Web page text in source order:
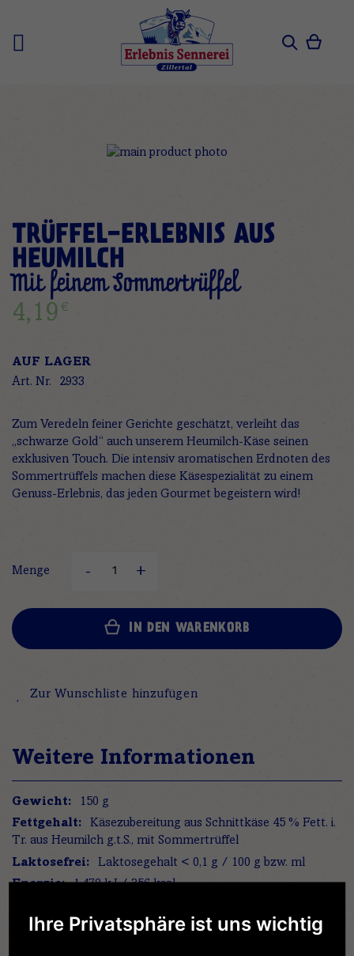
Ihre Privatsphäre ist uns wichtig
springen
Search
TRÜFFEL-ERLEBNIS AUS
HEUMILCH
Mit feinem Sommertrüffel
4,19€
AUF LAGER
Art. Nr.
2933
Zum Veredeln feiner Gerichte geschätzt, verleiht das
„schwarze Gold“ auch unserem Heumilch-Käse seinen
exklusiven Touch. Die intensiv aromatischen Erdnoten des
Sommertrüffels machen diese Käsespezialität zu einem
Genuss-Erlebnis, das jeden Gourmet begeistern wird!
Menge
IN DEN WARENKORB
Zur Wunschliste hinzufügen
Anfang
der
Bildgalerie
springen
Weitere Informationen
Weitere
Informationen
150 g
Käsezubereitung aus Schnittkäse 45 % Fett. i.
Tr. aus Heumilch g.t.S., mit Sommertrüffel
1.478 kJ / 356 kcal
18 g